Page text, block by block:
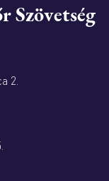
Szövetség
2.